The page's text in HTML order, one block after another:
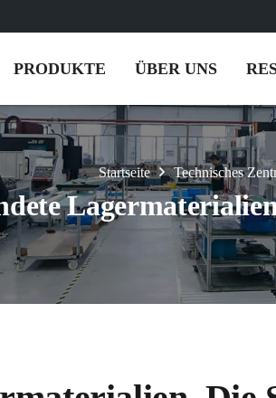
PRODUKTE ÜBER UNS
Startseite Technisches